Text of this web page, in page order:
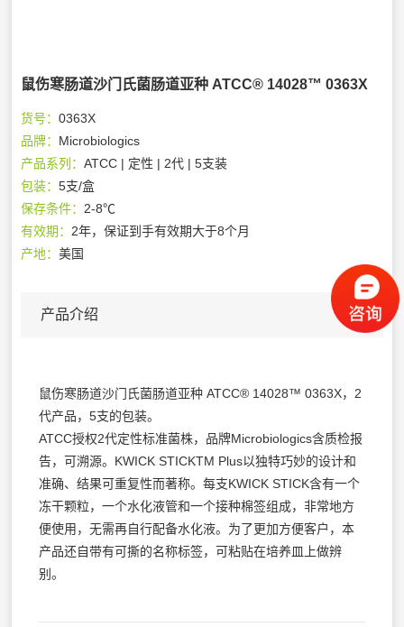
鼠伤寒肠道沙门氏菌肠道亚种 ATCC® 14028™ 0363X
货号：0363X
品牌： Microbiologics
产品系列：ATCC | 定性 | 2代 | 5支装
包装：5支/盒
保存条件： 2-8℃
有效期： 2年，保证到手有效期大于8个月
产地：美国
产品介绍
鼠伤寒肠道沙门氏菌肠道亚种 ATCC® 14028™ 0363X，2
代产品，5支的包装。
ATCC授权2代定性标准菌株，品牌Microbiologics含质检报
告，可溯源。KWICK STICKTM Plus以独特巧妙的设计和
准确、结果可重复性而著称。每支KWICK STICK含有一个
冻干颗粒，一个水化液管和一个接种棉签组成，非常地方
便使用，无需再自行配备水化液。为了更加方便客户，本
产品还自带有可撕的名称标签，可粘贴在培养皿上做辨
别。